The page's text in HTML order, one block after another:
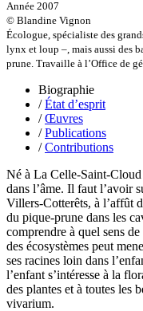
Sylvestre
Tardieu Marc
Terrisse Marc
Tesson
Touboul
Toumanov
Trouplin Boris
Troussier
Tuilier Romain
Tzapoff
Ujfalvy-
Urbain Jean-
Valéry
Valentin
Valverde
Vayron
Vayron
Vera Siphay
Année 2007
© Blandine Vignon
Écologue, spécialiste des
lynx et loup –, mais aussi des
prune. Travaille à l’Office de
Biographie
/État d’esprit
/Œuvres
/Publications
/Contributions
Né à La Celle-Saint-
dans l’âme. Il faut l’avoir
Villers-Cotterêts, à l’affût
du pique-prune dans les
comprendre à quel sens
des écosystèmes peut
ses racines loin dans
l’enfant s’intéresse à la
des plantes et à toutes les
vivarium.